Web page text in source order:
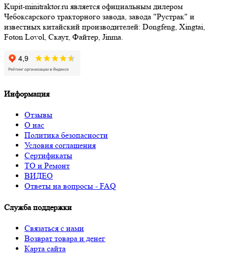
Kupit-minitraktor.ru является официальным дилером
Чебоксарского тракторного завода, завода "Рустрак" и
известных китайский производителей: Dongfeng, Xingtai,
Foton Lovol, Скаут, Файтер, Jinma.
Информация
Отзывы
О нас
Политика безопасности
Условия соглашения
Сертификаты
ТО и Ремонт
ВИДЕО
Ответы на вопросы - FAQ
Служба поддержки
Связаться с нами
Возврат товара и денег
Карта сайта